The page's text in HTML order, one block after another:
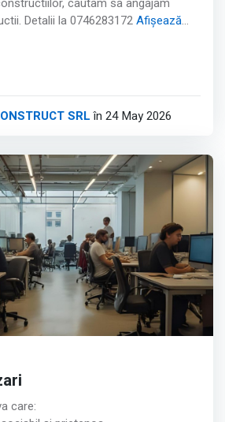
cautam sa angajam
Detalii la 0746283172 Afișează
SRL în 24 May 2026
care: